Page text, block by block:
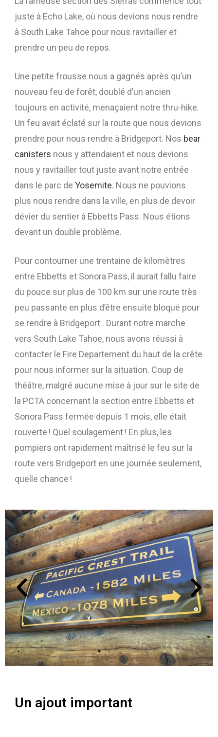
juste à Echo Lake, où nous devions nous rendre
à South Lake Tahoe pour nous ravitailler et
prendre un peu de repos.
Une petite frousse nous a gagnés après qu’un
nouveau feu de forêt, doublé d’un ancien
toujours en activité, menaçaient notre thru-hike.
Un feu avait éclaté sur la route que nous devions
prendre pour nous rendre à Bridgeport. Nos bear
canisters nous y attendaient et nous devions
nous y ravitailler tout juste avant notre entrée
dans le parc de Yosemite. Nous ne pouvions
plus nous rendre dans la ville, en plus de devoir
dévier du sentier à Ebbetts Pass. Nous étions
devant un double problème.
Pour contourner une trentaine de kilomètres
entre Ebbetts et Sonora Pass, il aurait fallu faire
du pouce sur plus de 100 km sur une route très
peu passante en plus d’être ensuite bloqué pour
se rendre à Bridgeport . Durant notre marche
vers South Lake Tahoe, nous avons réussi à
contacter le Fire Departement du haut de la crête
pour nous informer sur la situation. Coup de
théâtre, malgré aucune mise à jour sur le site de
la PCTA concernant la section entre Ebbetts et
Sonora Pass fermée depuis 1 mois, elle était
rouverte ! Quel soulagement ! En plus, les
pompiers ont rapidement maîtrisé le feu sur la
route vers Bridgeport en une journée seulement,
quelle chance !
Un ajout important